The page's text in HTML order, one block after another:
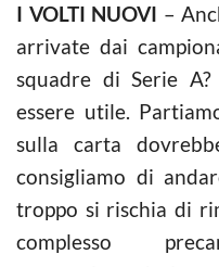
I VOLTI NUOVI –
arrivate dai
squadre di Serie
essere utile.
sulla carta
consigliamo di
troppo si rischia di
complesso